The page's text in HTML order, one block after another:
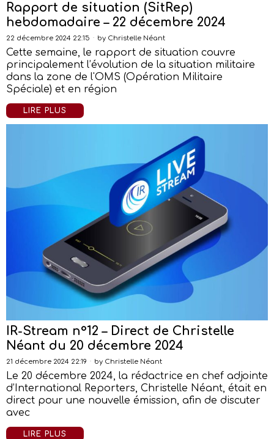
Rapport de situation (SitRep)
hebdomadaire – 22 décembre 2024
22 décembre 2024 22:15 by Christelle Néant
Cette semaine, le rapport de situation couvre
principalement l’évolution de la situation militaire
dans la zone de l'OMS (Opération Militaire
Spéciale) et en région
LIRE PLUS
IR-Stream n°12 – Direct de Christelle
Néant du 20 décembre 2024
21 décembre 2024 22:19 by Christelle Néant
Le 20 décembre 2024, la rédactrice en chef adjointe
d’International Reporters, Christelle Néant, était en
direct pour une nouvelle émission, afin de discuter
avec
LIRE PLUS